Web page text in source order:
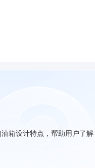
箱设计特点，帮助用户了解